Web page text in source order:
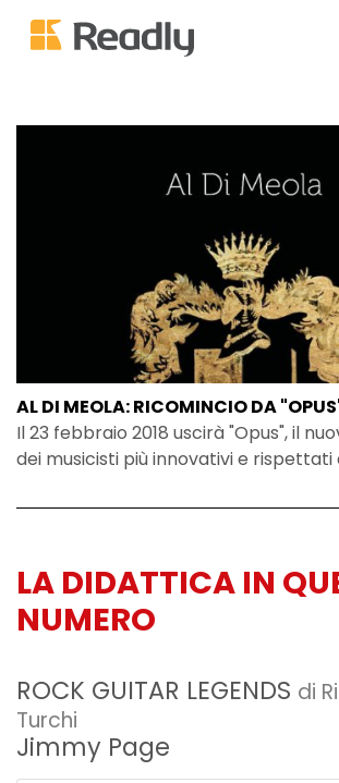
AL DI MEOLA: RICOMINCIO DA
Il 23 febbraio 2018 uscirà "Opus", il
dei musicisti più innovativi e rispettati
LA DIDATTICA IN
NUMERO
ROCK GUITAR LEGENDS di
Turchi
Jimmy Page